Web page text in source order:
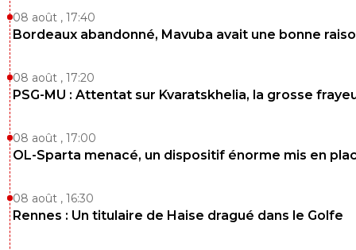
08 août , 17:40
Bordeaux abandonné, Mavuba avait une bonne
08 août , 17:20
PSG-MU : Attentat sur Kvaratskhelia, la grosse
08 août , 17:00
OL-Sparta menacé, un dispositif énorme mis en
08 août , 16:30
Rennes : Un titulaire de Haise dragué dans le Golfe